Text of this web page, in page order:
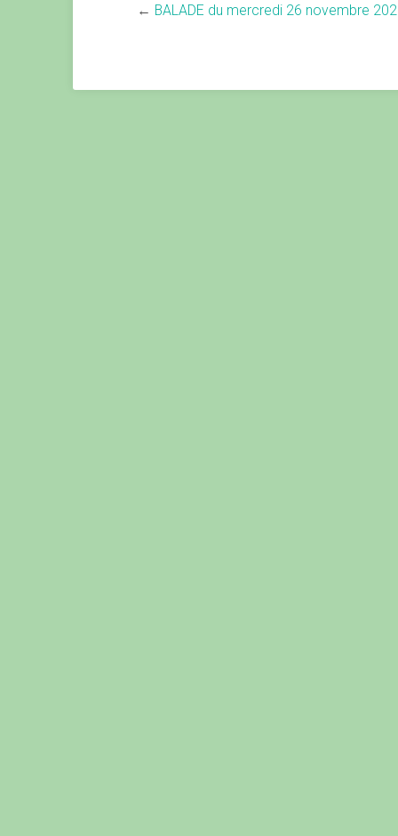
← BALADE du mercredi 26 novembre